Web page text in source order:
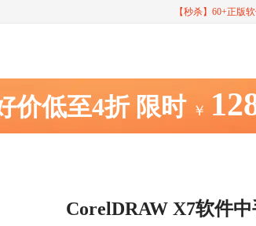
【秒杀】60+正版
价低至4折 限时 ￥
CorelDRAW X7软件